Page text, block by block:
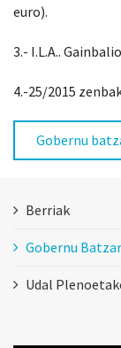
euro).
3.- I.L.A..
4.-25/2015
Gobernu
Berriak
Gobernu
Udal